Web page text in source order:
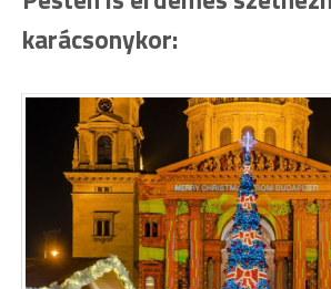
karácsonykor: